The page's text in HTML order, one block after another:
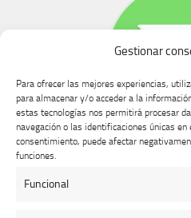
Gestionar
Para ofrecer las mejores experiencias,
para almacenar y/o acceder a la
estas tecnologías nos permitirá procesar
navegación o las identificaciones únicas
consentimiento, puede afectar
funciones.
Funcional
Buzón de dudas,